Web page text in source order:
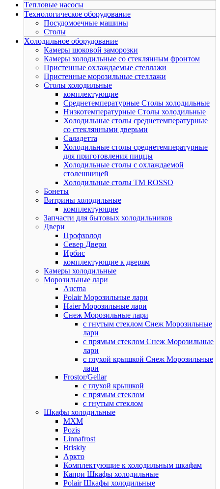
Tепловые насосы
Tехнологическое оборудование
Посудомоечные машины
Столы
Xолодильное оборудование
Камеры шоковой заморозки
Камеры холодильные со стеклянным фронтом
Пристенные охлаждаемые стеллажи
Пристенные морозильные стеллажи
Столы холодильные
комплектующие
Среднетемпературные Столы холодильные
Низкотемпературные Столы холодильные
Холодильные столы среднетемпературные
со стеклянными дверьми
Саладетта
Холодильные столы среднетемпературные
для приготовления пиццы
Холодильные столы с охлаждаемой
столешницей
Холодильные столы ТМ ROSSO
Бонеты
Витрины холодильные
комплектующие
Запчасти для бытовых холодильников
Двери
Профхолод
Север Двери
Ирбис
комплектующие к дверям
Камеры холодильные
Морозильные лари
Aucma
Polair Морозильные лари
Haier Морозильные лари
Снеж Морозильные лари
с гнутым стеклом Снеж Морозильные
лари
с прямым стеклом Снеж Морозильные
лари
с глухой крышкой Снеж Морозильные
лари
Frostor/Gellar
с глухой крышкой
с прямым стеклом
с гнутым стеклом
Шкафы холодильные
МХМ
Pozis
Linnafrost
Briskly
Аркто
Комплектующие к холодильным шкафам
Капри Шкафы холодильные
Polair Шкафы холодильные